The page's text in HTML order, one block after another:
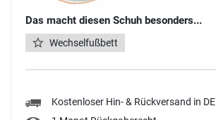
Das macht diesen Schuh besonders...
Wechselfußbett
Kostenloser Hin- & Rückversand in DE